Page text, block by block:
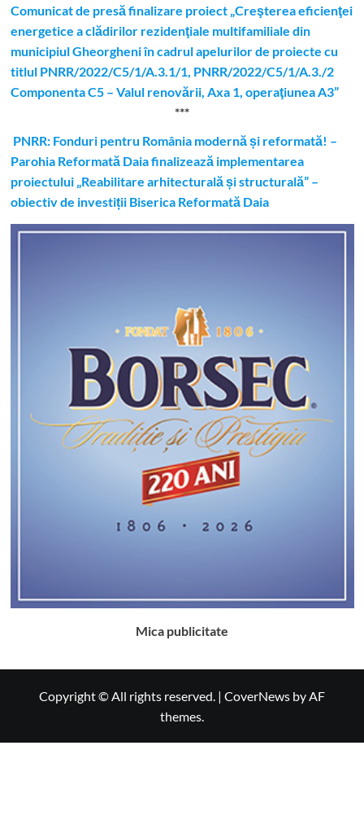
Comunicat de presă finalizare proiect „Creşterea eficienţei
energetice a clădirilor rezidenţiale multifamiliale din
municipiul Gheorgheni în cadrul apelurilor de proiecte cu
titlul PNRR/2022/C5/1/A.3.1/1, PNRR/2022/C5/1/A.3./2
Componenta C5 – Valul renovării, Axa 1, operaţiunea A3”
***
PNRR: Fonduri pentru România modernă și reformată! –
Parohia Reformată Daia finalizează implementarea
proiectului „Reabilitare arhitecturală și structurală” –
obiectiv de investiții Biserica Reformată Daia
Mica publicitate
Copyright © All rights reserved. | CoverNews by AF
themes.